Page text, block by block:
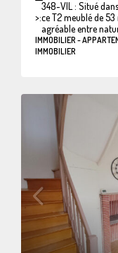
>:
348-VIL : Situé
ce T2 meublé de
agréable entre
IMMOBILIER -
IMMOBILIER